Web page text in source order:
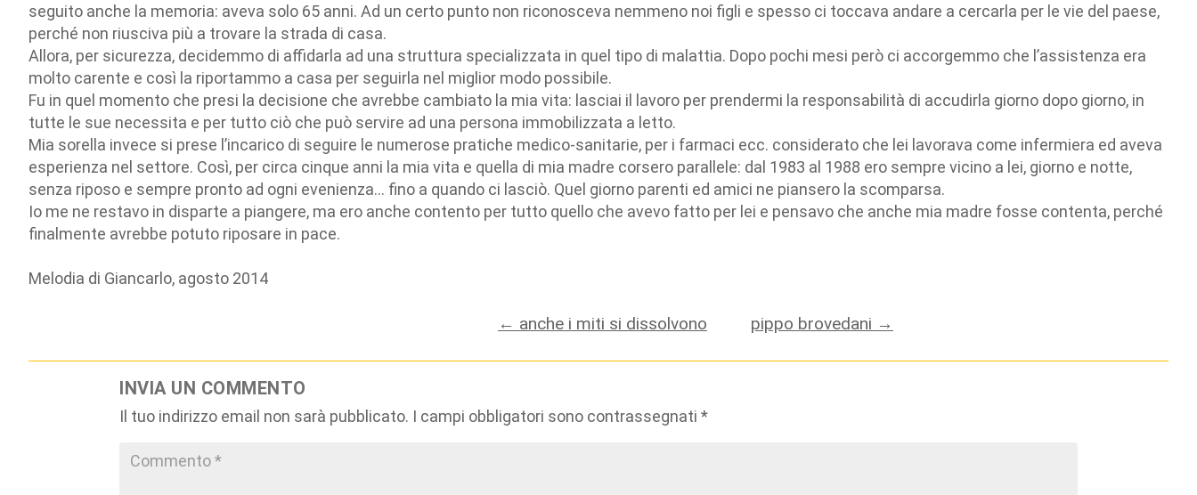
seguito anche la memoria: aveva solo 65 anni. Ad un certo punto non riconosceva nemmeno noi figli e spesso ci toccava andare a cercarla per le vie del paese,
perché non riusciva più a trovare la strada di casa.
Allora, per sicurezza, decidemmo di affidarla ad una struttura specializzata in quel tipo di malattia. Dopo pochi mesi però ci accorgemmo che l’assistenza era
molto carente e così la riportammo a casa per seguirla nel miglior modo possibile.
Fu in quel momento che presi la decisione che avrebbe cambiato la mia vita: lasciai il lavoro per prendermi la responsabilità di accudirla giorno dopo giorno, in
tutte le sue necessita e per tutto ciò che può servire ad una persona immobilizzata a letto.
Mia sorella invece si prese l’incarico di seguire le numerose pratiche medico-sanitarie, per i farmaci ecc. considerato che lei lavorava come infermiera ed aveva
esperienza nel settore. Così, per circa cinque anni la mia vita e quella di mia madre corsero parallele: dal 1983 al 1988 ero sempre vicino a lei, giorno e notte,
senza riposo e sempre pronto ad ogni evenienza… fino a quando ci lasciò. Quel giorno parenti ed amici ne piansero la scomparsa.
Io me ne restavo in disparte a piangere, ma ero anche contento per tutto quello che avevo fatto per lei e pensavo che anche mia madre fosse contenta, perché
finalmente avrebbe potuto riposare in pace.
Melodia di Giancarlo, agosto 2014
← anche i miti si dissolvono pippo brovedani →
INVIA UN COMMENTO
Il tuo indirizzo email non sarà pubblicato. I campi obbligatori sono contrassegnati*